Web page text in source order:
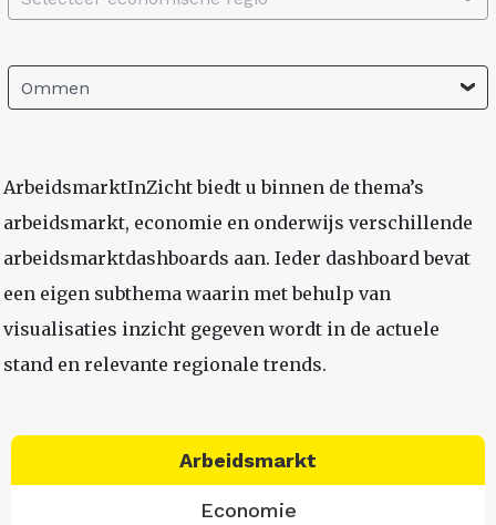
Ommen
ArbeidsmarktInZicht biedt u binnen de thema’s
arbeidsmarkt, economie en onderwijs verschillende
arbeidsmarktdashboards aan. Ieder dashboard bevat
een eigen subthema waarin met behulp van
visualisaties inzicht gegeven wordt in de actuele
stand en relevante regionale trends.
Arbeidsmarkt
Economie